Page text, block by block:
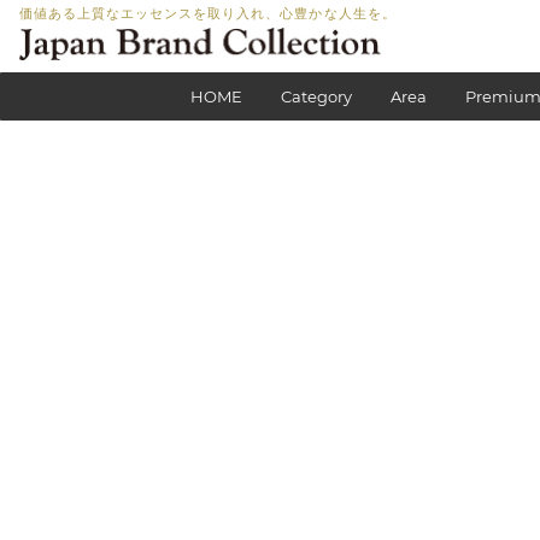
価値ある上質なエッセンスを取り入れ、心豊かな人生を。
HOME Category Area